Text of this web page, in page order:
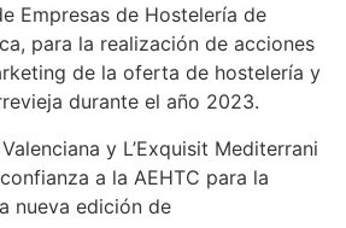
Empresas de Hostelería de
para la realización de acciones
de la oferta de hostelería y
durante el año 2023.
y L’Exquisit Mediterrani
a la AEHTC para la
nueva edición de